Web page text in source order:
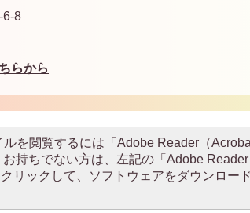
6-8
らから
ルを閲覧するには「Adobe Reader（
お持ちでない方は、左記の「Adobe
リックして、ソフトウェアをダウンロー